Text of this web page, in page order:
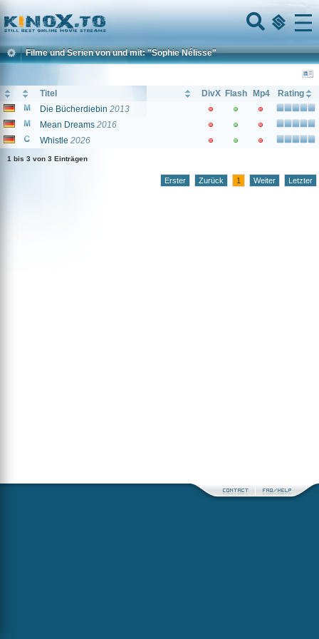
Home
Menu
Filme und Serien von und mit: "Sophie Nélisse"
Titel DivX Flash Mp4
Rating
Die Bücherdiebin 2013
Mean Dreams 2016
Whistle 2026
1 bis 3 von 3 Einträgen
Erster Zurück 1 Weiter Letzter